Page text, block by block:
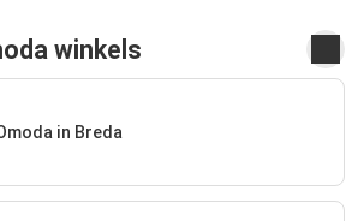
winkels
in Breda